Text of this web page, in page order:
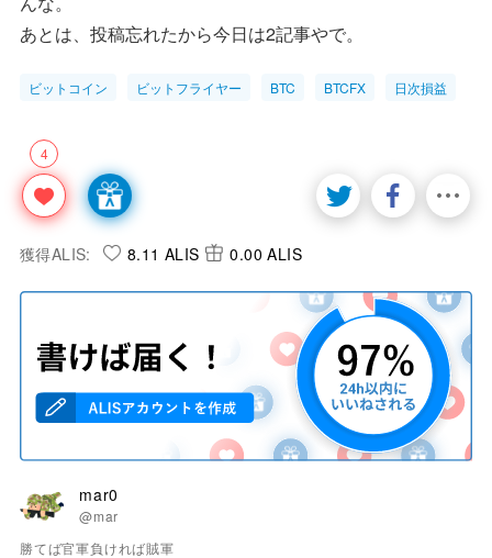
あとは、投稿忘れたから今日は2記事やで。
ビットコイン ビットフライヤー BTC BTCFX 日次損益
4
獲得ALIS: 8.11 ALIS 0.00 ALIS
mar0
@mar
勝てば官軍負ければ賊軍